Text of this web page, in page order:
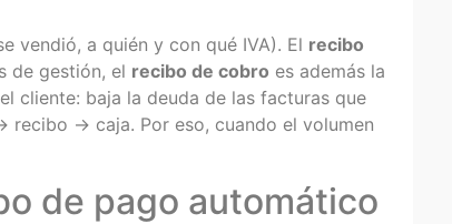
vendió, a quién y con qué IVA). El recibo
de gestión, el recibo de cobro es además la
cliente: baja la deuda de las facturas que
→ caja. Por eso, cuando el volumen
de pago automático